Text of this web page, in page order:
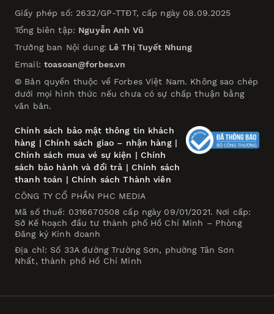
Giấy phép số: 2632/GP-TTĐT, cấp ngày 08.09.2025
Tổng biên tập: Nguyễn Anh Vũ
Trưởng ban Nội dung: Lê Thị Tuyết Nhung
Email: toasoan@forbes.vn
© Bản quyền thuộc về Forbes Việt Nam. Không sao chép
dưới mọi hình thức nếu chưa có sự chấp thuận bằng
văn bản.
Chính sách bảo mật thông tin khách
hàng | Chính sách giao – nhận hàng|
Chính sách mua vé sự kiện | Chính
sách bảo hành và đổi trả | Chính sách
thanh toán | Chính sách Thành viên
CÔNG TY CỔ PHẦN PHC MEDIA
Mã số thuế: 0316670508 cấp ngày 09/01/2021. Nơi cấp:
Sở Kế hoạch đầu tư thành phố Hồ Chí Minh – Phòng
Đăng ký Kinh doanh
Địa chỉ: Số 33A đường Trường Sơn, phường Tân Sơn
Nhất, thành phố Hồ Chí Minh